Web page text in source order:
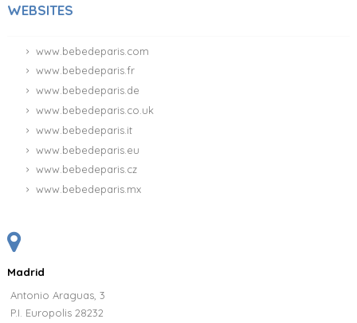
WEBSITES
www.bebedeparis.com
www.bebedeparis.fr
www.bebedeparis.de
www.bebedeparis.co.uk
www.bebedeparis.it
www.bebedeparis.eu
www.bebedeparis.cz
www.bebedeparis.mx
Madrid
Antonio Araguas, 3
P.I. Europolis 28232